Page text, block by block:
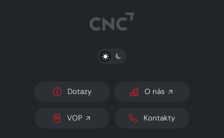
PŘEPNOUT SVĚTLÝ/TMAVÝ REŽIM
Dotazy O nás
VOP Kontakty